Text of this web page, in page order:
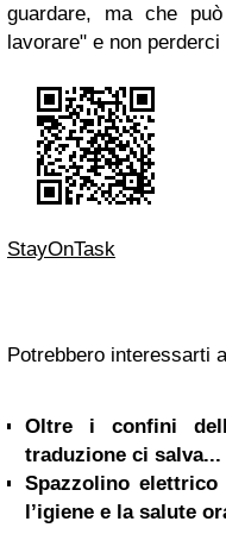
guardare, ma che
lavorare" e non
StayOnTask
Potrebbero interessarti
Oltre i confini
traduzione ci salva...
Spazzolino
l’igiene e la salute